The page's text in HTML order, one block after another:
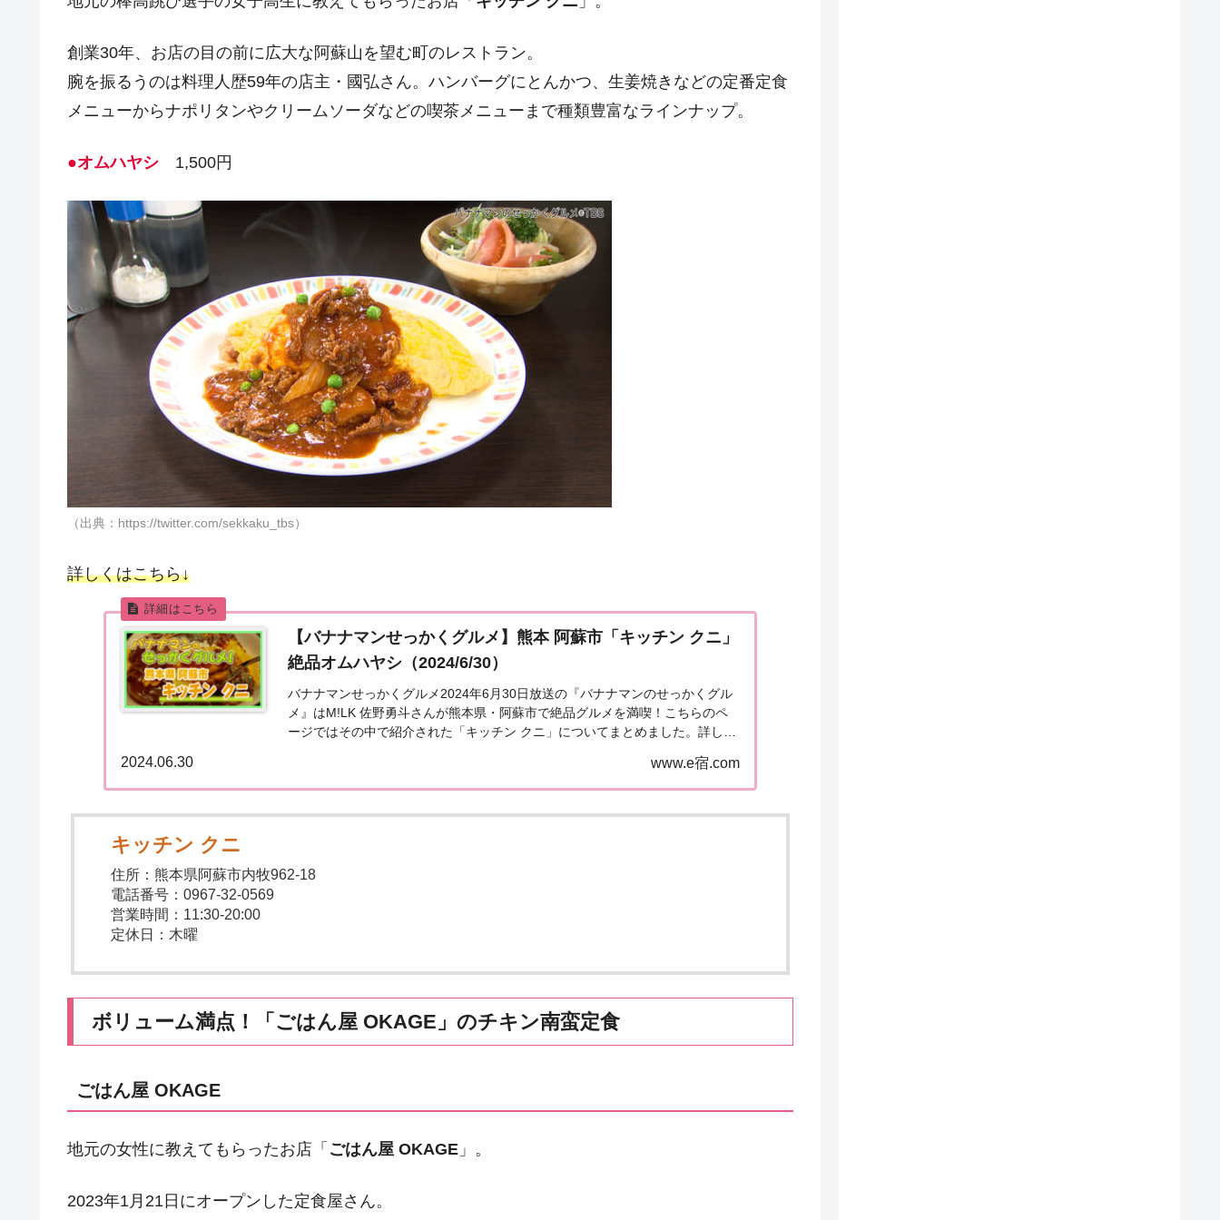
創業30年、お店の目の前に広大な阿蘇山を望む町のレストラン。
腕を振るうのは料理人歴59年の店主・國弘さん。ハンバーグにとんかつ、生姜焼きなどの定番定食
メニューからナポリタンやクリームソーダなどの喫茶メニューまで種類豊富なラインナップ。
●オムハヤシ 1,500円
（出典：https://twitter.com/sekkaku_tbs）
詳しくはこちら↓
【バナナマンせっかくグルメ】熊本 阿蘇市「キッチン クニ」
絶品オムハヤシ（2024/6/30）
バナナマンせっかくグルメ2024年6月30日放送の『バナナマンのせっかくグル
メ』はM!LK 佐野勇斗さんが熊本県・阿蘇市で絶品グルメを満喫！こちらのペ
ージではその中で紹介された「キッチン クニ」についてまとめました。詳しく
www.e宿.com
2024.06.30
キッチン クニ
住所：熊本県阿蘇市内牧962-18
電話番号：0967-32-0569
営業時間：11:30-20:00
定休日：木曜
ボリューム満点！「ごはん屋 OKAGE」のチキン南蛮定食
ごはん屋 OKAGE
地元の女性に教えてもらったお店「 ごはん屋 OKAGE 」。
2023年1月21日にオープンした定食屋さん。